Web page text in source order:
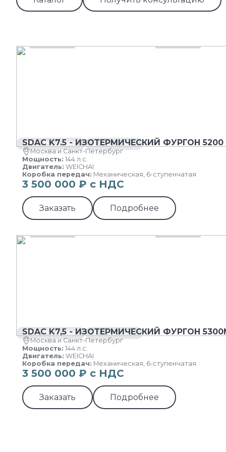
РАСПРОДАЖА В НАЛИЧИИ
SDAC K7.5 - ИЗОТЕРМИЧЕСКИЙ ФУРГОН
Москва и Санкт-Петербург
Мощность: 144 л.с.
Двигатель: WEICHAI
Коробка передач: Механическая, 6-ступенчатая
3 500 000 ₽ с НДС
Заказать Подробнее
РАСПРОДАЖА В НАЛИЧИИ
SDAC K7,5 - ИЗОТЕРМИЧЕСКИЙ ФУРГОН
Москва и Санкт-Петербург
Мощность: 144 л.с.
Двигатель: WEICHAI
Коробка передач: Механическая, 6-ступенчатая
3 500 000 ₽ с НДС
Заказать Подробнее